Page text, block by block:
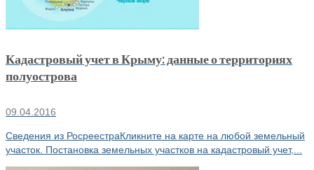
Кадастровый учет в Крыму: данные о территориях
полуострова
09.04.2016
Сведения из РосреестраКликните на карте на любой земельный
участок. Постановка земельных участков на кадастровый учет,...